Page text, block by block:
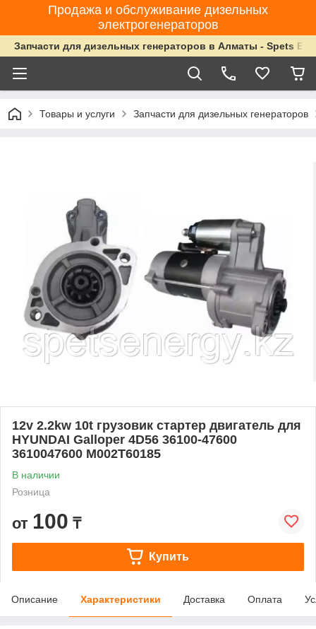
Продажа и обслуживание дизельных
электрогенераторов
Запчасти для дизельных генераторов в Алматы - Spets
Товары и услуги Запчасти для дизельных генераторов
12v 2.2kw 10t грузовик стартер двигатель для
HYUNDAI Galloper 4D56 36100-47600
3610047600 M002T60185
В наличии
Розница
от 100 ₸
Купить
Описание Характеристики Доставка Оплата